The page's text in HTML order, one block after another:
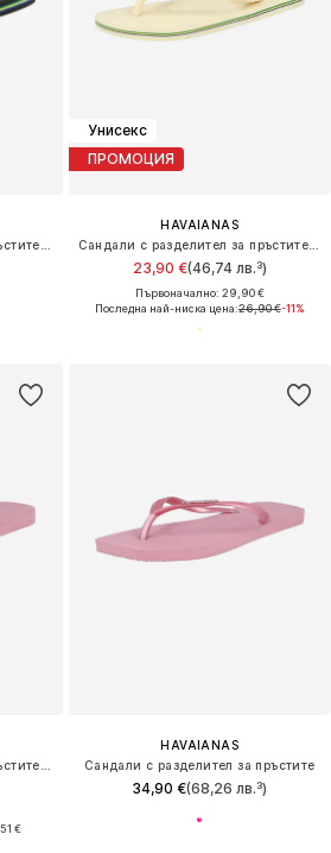
Унисекс
ПРОМОЦИЯ
HAVAIANAS
23,90 €(46,74 лв.³)
Първоначално: 29,90 €
Последна най-ниска цена:26,90 €-11%
€
HAVAIANAS
Сандали с разделител за пръстите
34,90 €(68,26 лв.³)